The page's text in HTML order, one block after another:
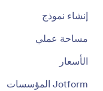
إنشاء نموذج
مساحة عملي
الأسعار
Jotform المؤسسات